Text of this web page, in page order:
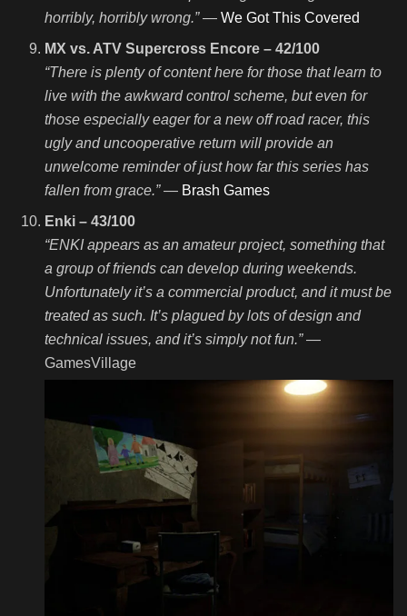
horribly, horribly wrong.”—We Got This Covered
MX vs. ATV Supercross Encore – 42/100
“There is plenty of content here for those that learn to
live with the awkward control scheme, but even for
those especially eager for a new off road racer, this
ugly and uncooperative return will provide an
unwelcome reminder of just how far this series has
fallen from grace.”— Brash Games
Enki – 43/100
“ENKI appears as an amateur project, something that
a group of friends can develop during weekends.
Unfortunately it’s a commercial product, and it must be
treated as such. It’s plagued by lots of design and
technical issues, and it’s simply not fun.”—
GamesVillage